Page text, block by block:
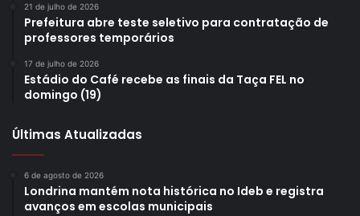
Oficina Palhaço em Busca do Encontro
Com Cirurgiões da Alegria (SP)
Horário: 15h às 16h30
Dia 21 de junho – domingo
Papolestra e lançamento de livro:Inteligência Artesanal —
por um cotidiano mais humano (Doutores da Alegria)
Com Tereza Gontijo
Horário: 10h às 11h30
21 de julho de 2026
Prefeitura abre teste seletivo para contratação de
professores temporários
17 de julho de 2026
Estádio do Café recebe as finais da Taça FEL no
domingo (19)
Últimas Atualizadas
6 de agosto de 2026
Londrina mantém nota histórica no Ideb e registra
avanços em escolas municipais